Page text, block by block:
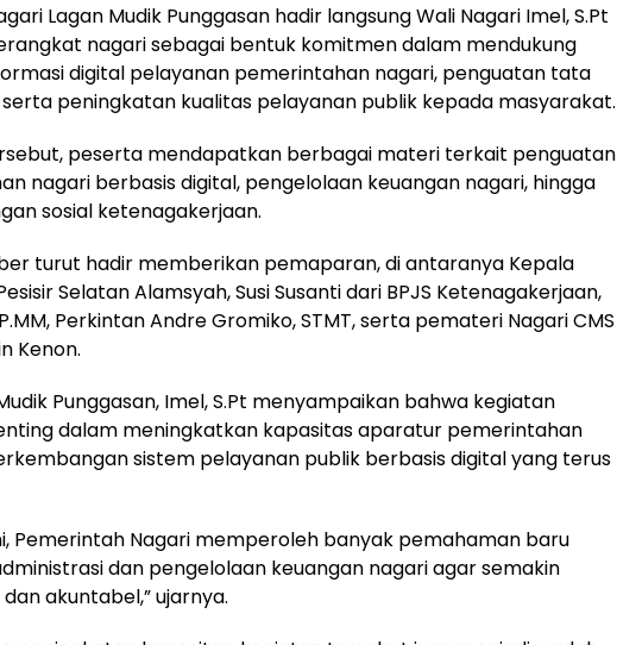
Lagan Mudik Punggasan hadir langsung Wali Nagari Imel, S.Pt
nagari sebagai bentuk komitmen dalam mendukung
digital pelayanan pemerintahan nagari, penguatan tata
peningkatan kualitas pelayanan publik kepada masyarakat.
peserta mendapatkan berbagai materi terkait penguatan
nagari berbasis digital, pengelolaan keuangan nagari, hingga
sosial ketenagakerjaan.
turut hadir memberikan pemaparan, di antaranya Kepala
Selatan Alamsyah, Susi Susanti dari BPJS Ketenagakerjaan,
Perkintan Andre Gromiko, STMT, serta pemateri Nagari CMS
Kenon.
Punggasan, Imel, S.Pt menyampaikan bahwa kegiatan
dalam meningkatkan kapasitas aparatur pemerintahan
sistem pelayanan publik berbasis digital yang terus
Pemerintah Nagari memperoleh banyak pemahaman baru
dan pengelolaan keuangan nagari agar semakin
akuntabel,” ujarnya.